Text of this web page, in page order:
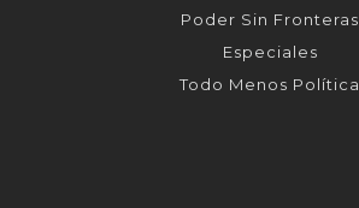
Poder Sin Fronteras
Especiales
Todo Menos Política